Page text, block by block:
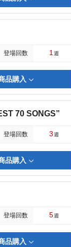
登場回数 1 週
品購入
70 SONGS”
登場回数 3週
品購入
登場回数 5週
品購入